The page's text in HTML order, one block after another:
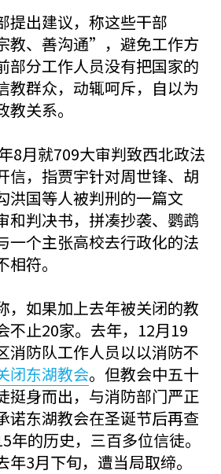
提出建议，称这些干部
教、善沟通”，避免工作方
部分工作人员没有把国家的
教群众，动辄呵斥，自以为
关系。
8月就709大审判致西北政法
信，指贾宇针对周世锋、胡
洪国等人被判刑的一篇文
和判决书，拼凑抄袭、鹦鹉
一个主张高校去行政化的法
符。
，如果加上去年被关闭的教
不止20家。去年，12月19
消防队工作人员以以消防不
闭东湖教会。但教会中五十
挺身而出，与消防部门严正
诺东湖教会在圣诞节后再查
年的历史，三百多位信徒。
年3月下旬，遭当局取缔。